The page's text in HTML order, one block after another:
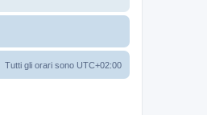
Tutti gli orari sono UTC+02:00